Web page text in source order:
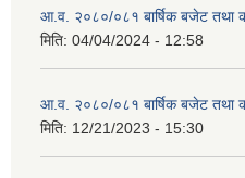
आ.व. २०८०/०८१ बार्षिक बजेट तथा
मिति: 04/04/2024 - 12:58
आ.व. २०८०/०८१ बार्षिक बजेट तथा
मिति: 12/21/2023 - 15:30